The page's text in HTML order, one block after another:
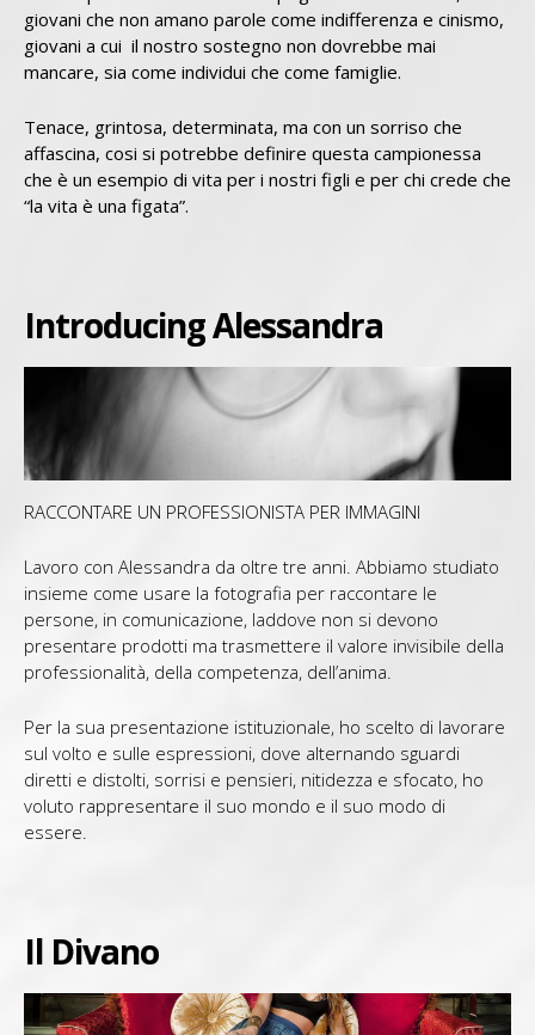
giovani che non amano parole come indifferenza e cinismo,
giovani a cui il nostro sostegno non dovrebbe mai
mancare, sia come individui che come famiglie.
Tenace, grintosa, determinata, ma con un sorriso che
affascina, cosi si potrebbe definire questa campionessa
che è un esempio di vita per i nostri figli e per chi crede che
“la vita è una figata”.
Introducing Alessandra
RACCONTARE UN PROFESSIONISTA PER IMMAGINI
Lavoro con Alessandra da oltre tre anni. Abbiamo studiato
insieme come usare la fotografia per raccontare le
persone, in comunicazione, laddove non si devono
presentare prodotti ma trasmettere il valore invisibile della
professionalità, della competenza, dell’anima.
Per la sua presentazione istituzionale, ho scelto di lavorare
sul volto e sulle espressioni, dove alternando sguardi
diretti e distolti, sorrisi e pensieri, nitidezza e sfocato, ho
voluto rappresentare il suo mondo e il suo modo di
essere.
Il Divano